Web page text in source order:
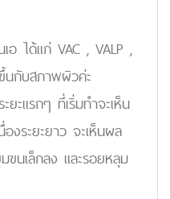
อ ได้แก่ VAC , VALP ,
นกับสภาพผิวค่ะ
ะแรกๆ ที่เริ่มทำจะเห็น
งระยะยาว จะเห็นผล
นเล็กลง และรอยหลุม